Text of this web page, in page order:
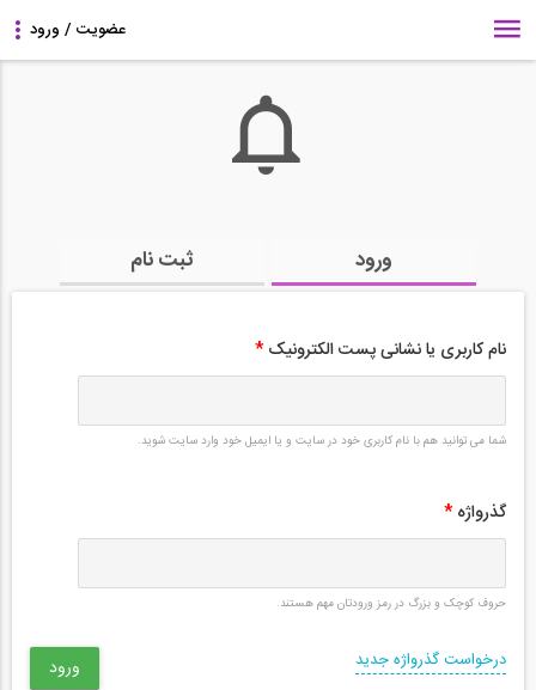
ورود ثبت نام
نام کاربری یا نشانی پست الکترونیک *
شما می توانید هم با نام کاربری خود در سایت و یا ایمیل خود وارد سایت شوید.
گذرواژه *
حروف کوچک و بزرگ در رمز ورودتان مهم هستند.
درخواست گذرواژه جدید